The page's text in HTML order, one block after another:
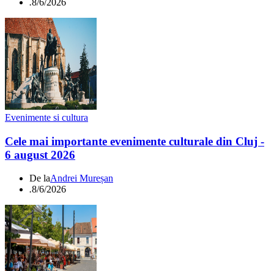
.8/6/2026
Evenimente si cultura
Cele mai importante evenimente culturale din Cluj -
6 august 2026
De laAndrei Mureșan
.8/6/2026